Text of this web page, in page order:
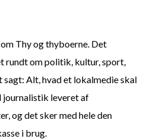
Thy og thyboerne. Det
rundt om politik, kultur, sport,
Alt, hvad et lokalmedie skal
journalistik leveret af
og det sker med hele den
i brug.